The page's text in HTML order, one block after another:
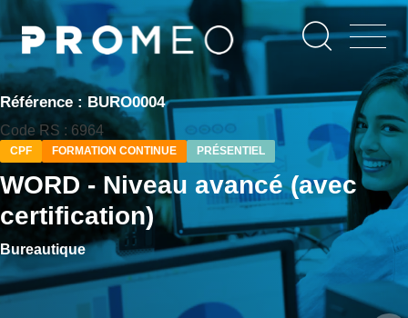
au
contenu
principal
Référence : BURO0004
Code RS : 6964
CPF FORMATION CONTINUE PRÉSENTIEL
WORD - Niveau avancé (avec
certification)
Bureautique
Panneau de gestion des cookies